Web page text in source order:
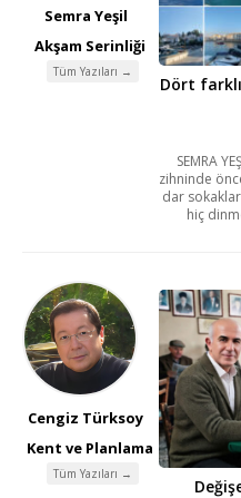
Semra Yeşil
Akşam Serinliği
Tüm Yazıları →
Dört
SEMRA
zihninde
dar
hiç
Cengiz Türksoy
Kent ve Planlama
Tüm Yazıları →